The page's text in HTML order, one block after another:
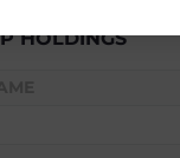
HOLDINGS